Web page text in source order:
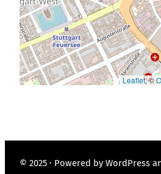
Leaflet, ©
© 2025 · Powered by WordPress